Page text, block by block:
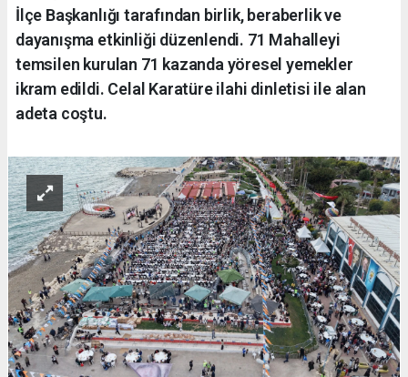
İlçe Başkanlığı tarafından birlik, beraberlik ve
dayanışma etkinliği düzenlendi. 71 Mahalleyi
temsilen kurulan 71 kazanda yöresel yemekler
ikram edildi. Celal Karatüre ilahi dinletisi ile alan
adeta coştu.